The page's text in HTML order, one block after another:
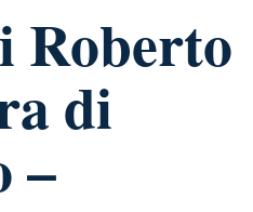
Roberto
di
–